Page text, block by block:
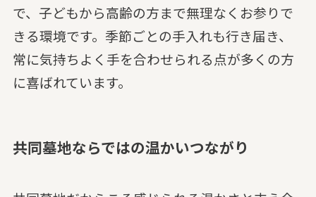
で、子どもから高齢の方まで無理なくお参りで
きる環境です。季節ごとの手入れも行き届き、
常に気持ちよく手を合わせられる点が多くの方
に喜ばれています。
共同墓地ならではの温かいつながり